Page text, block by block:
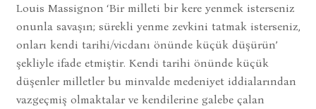
Louis Massignon ‘Bir milleti bir kere yenmek isterseniz
onunla savaşın; sürekli yenme zevkini tatmak isterseniz,
onları kendi tarihi/vicdanı önünde küçük düşürün’
şekliyle ifade etmiştir. Kendi tarihi önünde küçük
düşenler milletler bu minvalde medeniyet iddialarından
vazgeçmiş olmaktalar ve kendilerine galebe çalan